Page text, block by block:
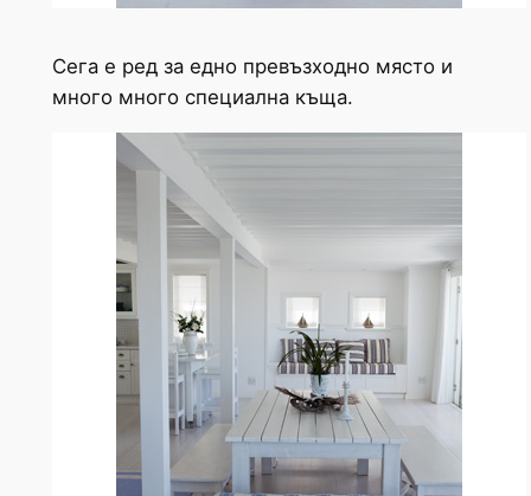
Сега е ред за едно превъзходно място и
много много специална къща.